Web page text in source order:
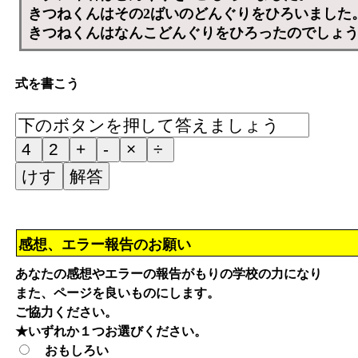
きつねくんはその2ばいのどんぐりをひろいました
きつねくんはなんこどんぐりをひろったのでしょ
式を書こう
感想、エラー報告のお願い
あなたの感想やエラーの報告がもりの学校の力になり
また、ページを良いものにします。
ご協力ください。
★いずれか１つお選びください。
おもしろい